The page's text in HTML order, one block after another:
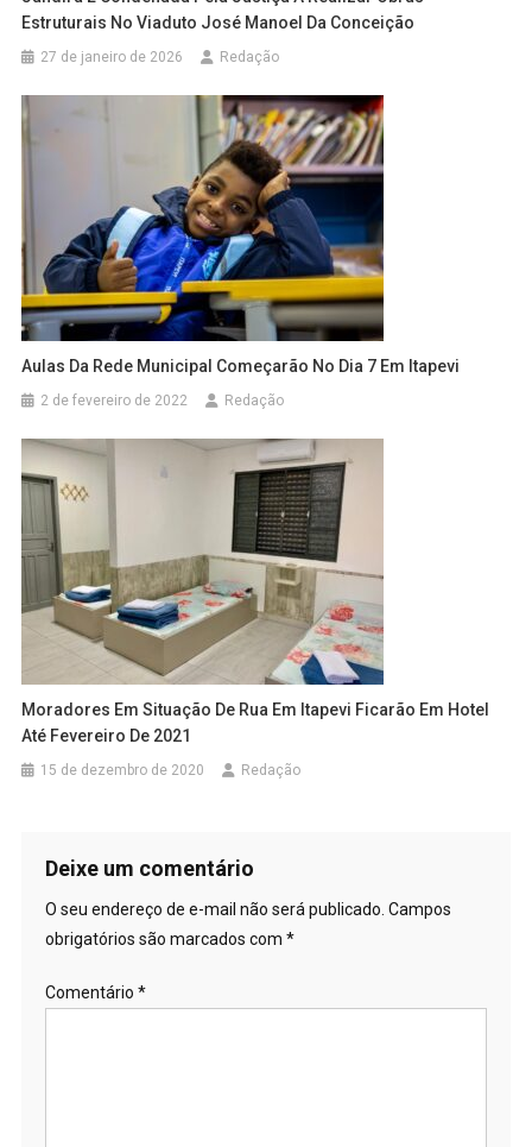
Estruturais No Viaduto José Manoel Da Conceição
27 de janeiro de 2026 Redação
Aulas Da Rede Municipal Começarão No Dia 7 Em Itapevi
2 de fevereiro de 2022 Redação
Moradores Em Situação De Rua Em Itapevi Ficarão Em Hotel
Até Fevereiro De 2021
15 de dezembro de 2020 Redação
Deixe um comentário
O seu endereço de e-mail não será publicado. Campos
obrigatórios são marcados com *
Comentário *